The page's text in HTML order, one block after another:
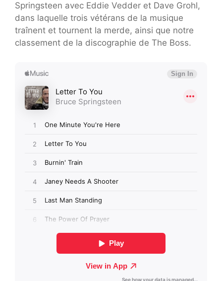
Springsteen avec Eddie Vedder et Dave Grohl,
dans laquelle trois vétérans de la musique
traînent et tournent la merde, ainsi que notre
classement de la discographie de The Boss.